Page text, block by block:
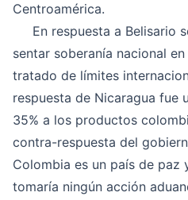
Centroamérica.
En respuesta a Belisario
sentar soberanía nacional
tratado de límites
respuesta de Nicaragua fue
35% a los productos
contra-respuesta del
Colombia es un país de paz
tomaría ningún acción